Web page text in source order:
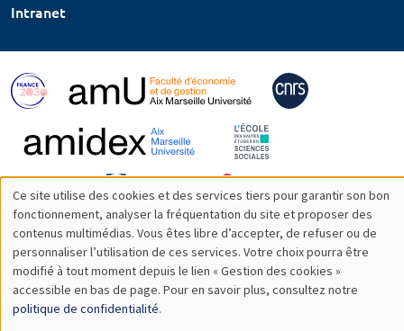
Intranet
Utilisation
des
données
personnelles
Ce site utilise des cookies et des services tiers pour garantir son bon
fonctionnement, analyser la fréquentation du site et proposer des
contenus multimédias. Vous êtes libre d’accepter, de refuser ou de
personnaliser l’utilisation de ces services. Votre choix pourra être
modifié à tout moment depuis le lien « Gestion des cookies »
accessible en bas de page. Pour en savoir plus, consultez notre
politique de confidentialité.